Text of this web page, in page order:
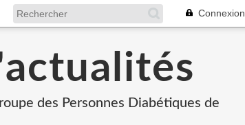
Connexion
des Personnes Diabétiques de